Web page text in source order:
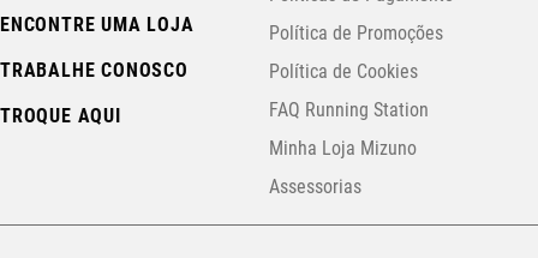
ENCONTRE UMA LOJA
TRABALHE CONOSCO
TROQUE AQUI
Política de Promoções
Política de Cookies
FAQ Running Station
Minha Loja Mizuno
Assessorias